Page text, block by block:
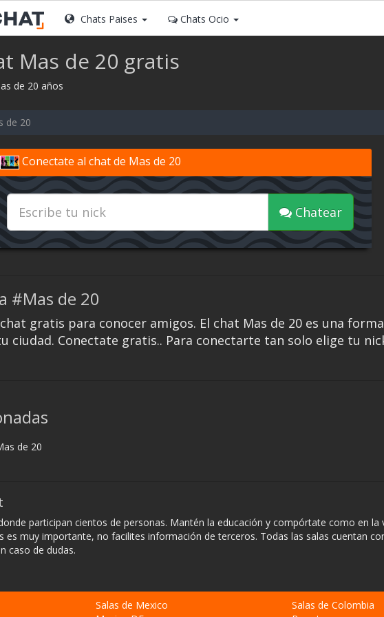
Chats Paises Chats Ocio
Mas de 20 gratis
de 20 años
de 20
Conectate al chat de Mas de 20
Chatear
#Mas de 20
gratis para conocer amigos. El chat Mas de 20 es una
ciudad. Conectate gratis.. Para conectarte tan solo elige tu
de 20
participan cientos de personas. Mantén la educación y compórtate como en la
es muy importante, no facilites información de terceros. Todas las salas cuentan
caso de dudas.
Salas de Mexico
Salas de Colombia